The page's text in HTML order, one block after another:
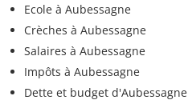
Ecole à Aubessagne
Crèches à Aubessagne
Salaires à Aubessagne
Impôts à Aubessagne
Dette et budget d'Aubessagne